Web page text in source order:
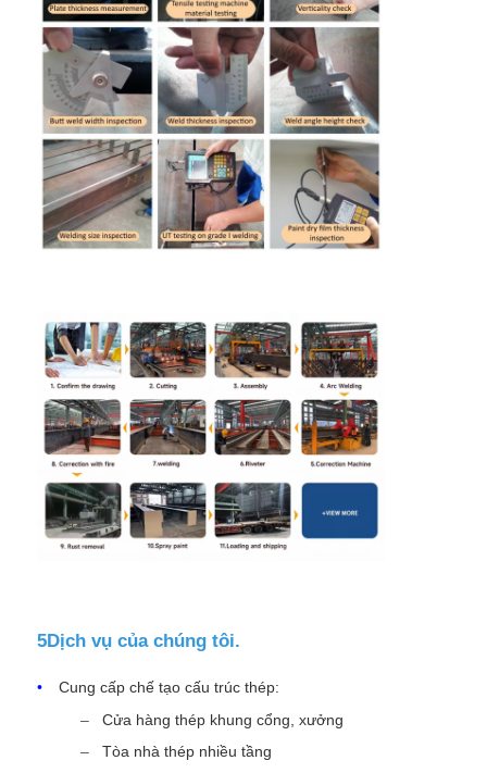
5Dịch vụ của chúng tôi.
Cung cấp chế tạo cấu trúc thép:
Cửa hàng thép khung cổng, xưởng
Tòa nhà thép nhiều tầng